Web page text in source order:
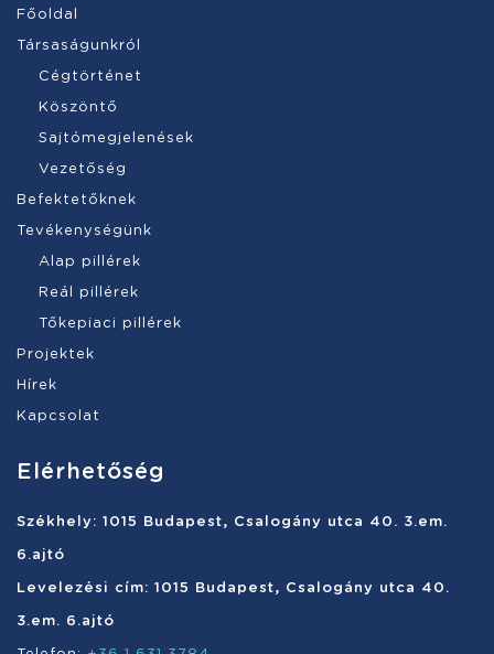
Főoldal
Társaságunkról
Cégtörténet
Köszöntő
Sajtómegjelenések
Vezetőség
Befektetőknek
Tevékenységünk
Alap pillérek
Reál pillérek
Tőkepiaci pillérek
Projektek
Hírek
Kapcsolat
Elérhetőség
Székhely: 1015 Budapest, Csalogány utca 40. 3.em.
6.ajtó
Levelezési cím: 1015 Budapest, Csalogány utca 40.
3.em. 6.ajtó